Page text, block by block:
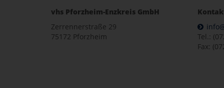
vhs Pforzheim-Enzkreis GmbH
Zerrennerstraße 29
75172 Pforzheim
Tel.:
Fax: